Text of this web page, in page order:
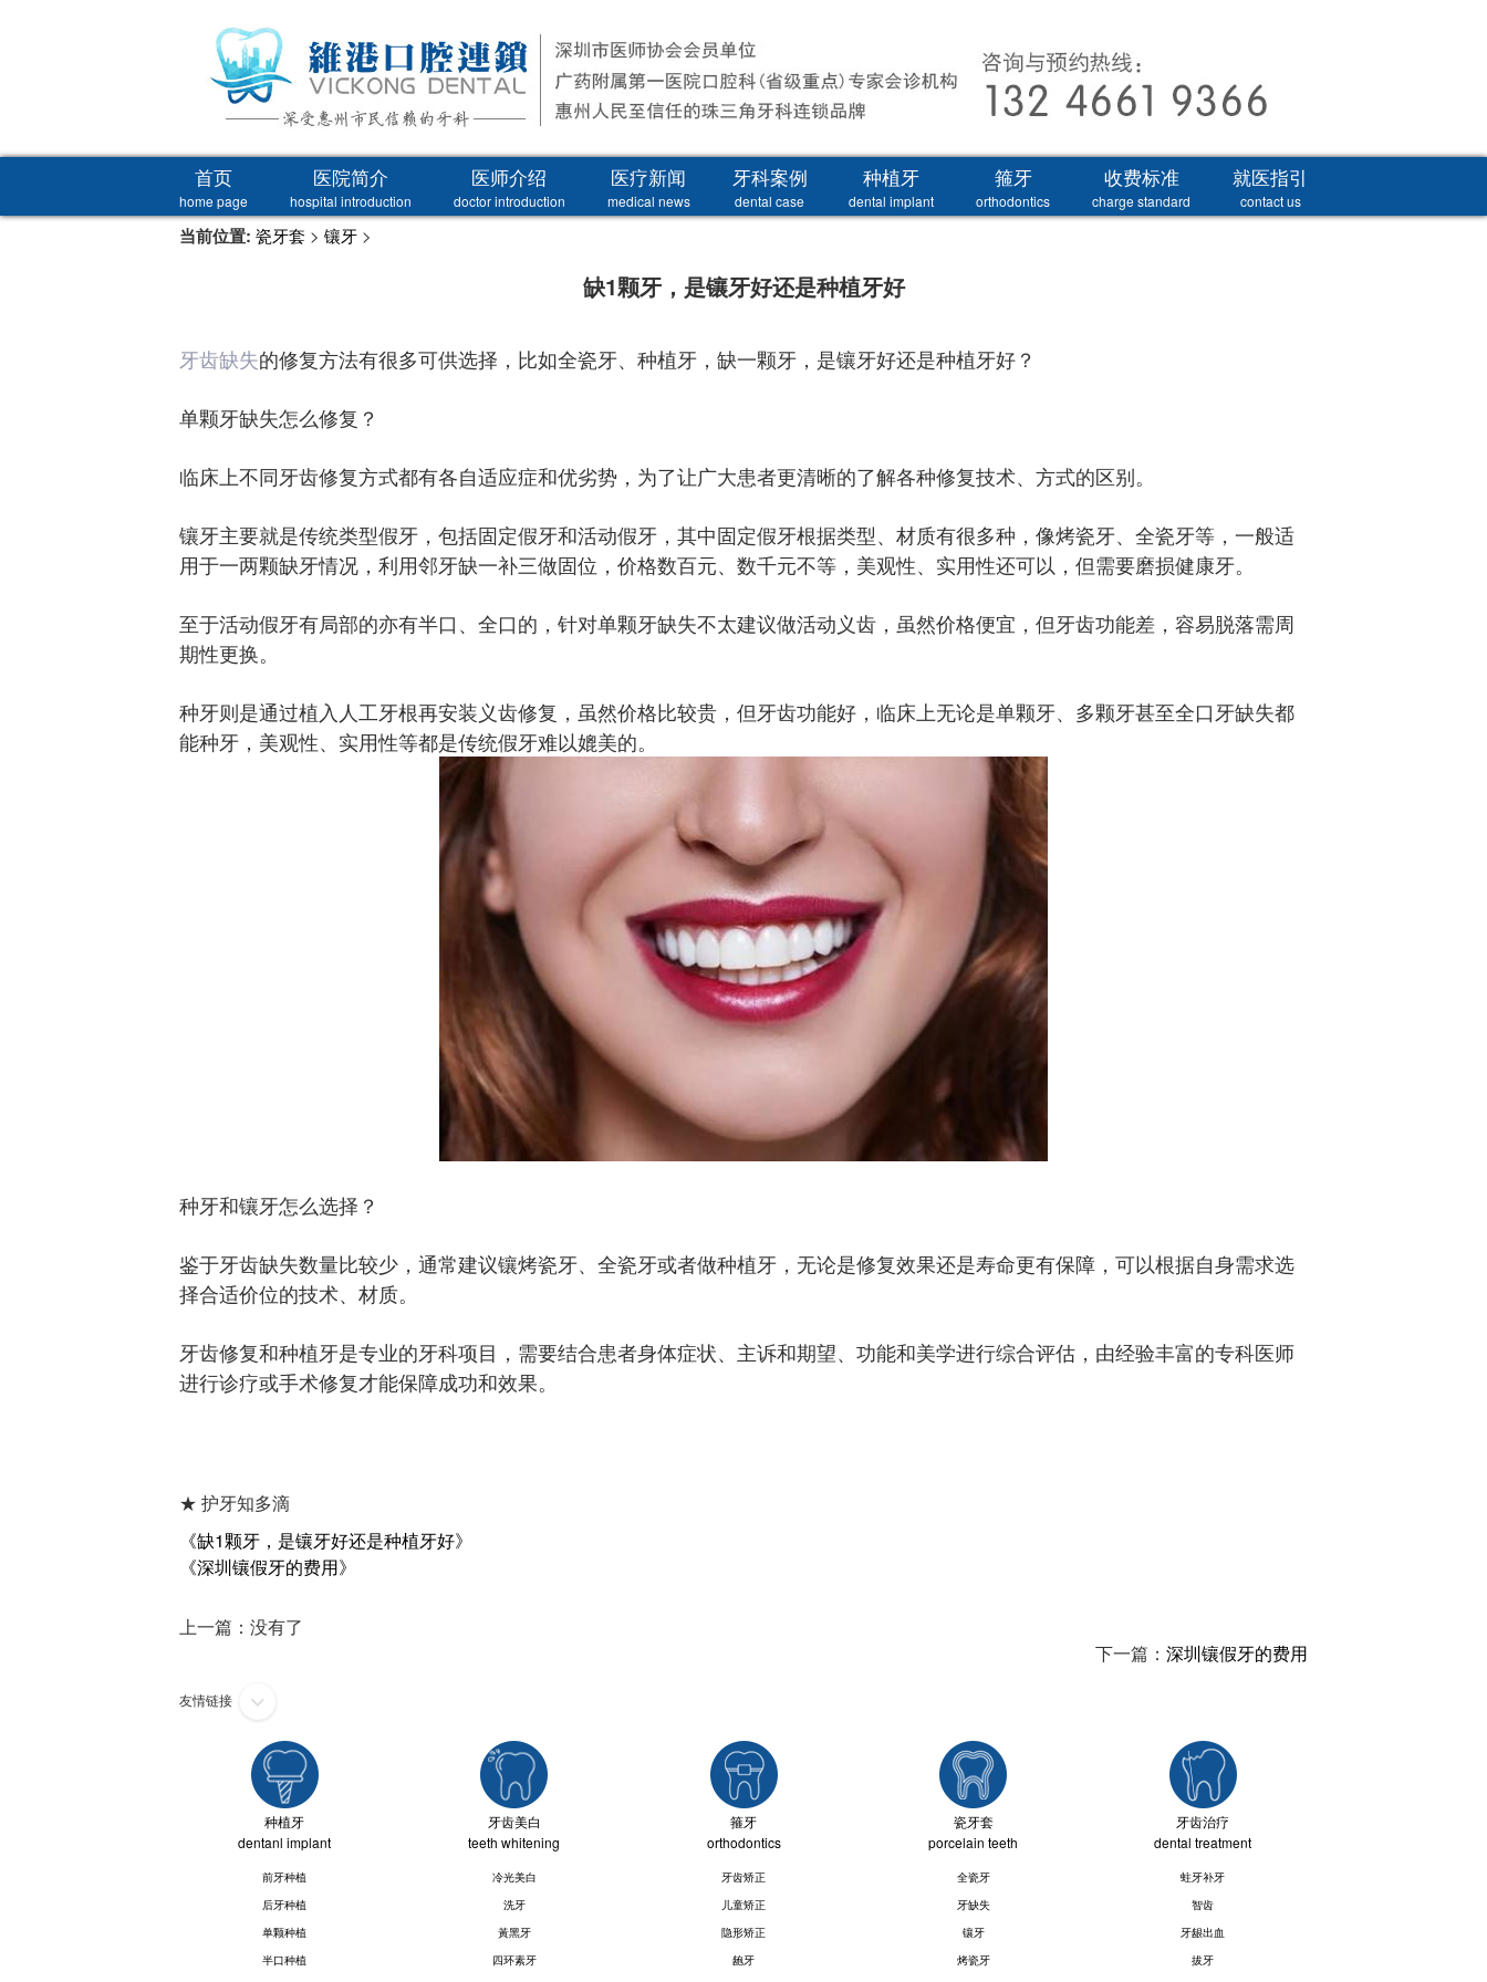
首页
home page
医院简介
hospital introduction
医师介绍
doctor introduction
医疗新闻
medical news
牙科案例
dental case
种植牙
dental implant
箍牙
orthodontics
收费标准
charge standard
就医指引
contact us
当前位置: 瓷牙套 > 镶牙 >
缺1颗牙，是镶牙好还是种植牙好
牙齿缺失的修复方法有很多可供选择，比如全瓷牙、种植牙，缺一颗牙，是镶牙好还是种植牙好？
单颗牙缺失怎么修复？
临床上不同牙齿修复方式都有各自适应症和优劣势，为了让广大患者更清晰的了解各种修复技术、方式的区别。
镶牙主要就是传统类型假牙，包括固定假牙和活动假牙，其中固定假牙根据类型、材质有很多种，像烤瓷牙、全瓷牙等，一般适
用于一两颗缺牙情况，利用邻牙缺一补三做固位，价格数百元、数千元不等，美观性、实用性还可以，但需要磨损健康牙。
至于活动假牙有局部的亦有半口、全口的，针对单颗牙缺失不太建议做活动义齿，虽然价格便宜，但牙齿功能差，容易脱落需周
期性更换。
种牙则是通过植入人工牙根再安装义齿修复，虽然价格比较贵，但牙齿功能好，临床上无论是单颗牙、多颗牙甚至全口牙缺失都
能种牙，美观性、实用性等都是传统假牙难以媲美的。
种牙和镶牙怎么选择？
鉴于牙齿缺失数量比较少，通常建议镶烤瓷牙、全瓷牙或者做种植牙，无论是修复效果还是寿命更有保障，可以根据自身需求选
择合适价位的技术、材质。
牙齿修复和种植牙是专业的牙科项目，需要结合患者身体症状、主诉和期望、功能和美学进行综合评估，由经验丰富的专科医师
进行诊疗或手术修复才能保障成功和效果。
★ 护牙知多滴
《缺1颗牙，是镶牙好还是种植牙好》
《深圳镶假牙的费用》
上一篇：没有了
下一篇： 深圳镶假牙的费用
友情链接
种植牙
dentanl implant
前牙种植
后牙种植
单颗种植
半口种植
牙齿美白
teeth whitening
冷光美白
洗牙
黃黑牙
四环素牙
箍牙
orthodontics
牙齿矫正
儿童矫正
隐形矫正
龅牙
瓷牙套
porcelain teeth
全瓷牙
牙缺失
镶牙
烤瓷牙
牙齿治疗
dental treatment
蛀牙补牙
智齿
牙龈出血
拔牙